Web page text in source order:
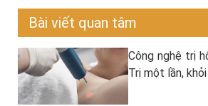
Bài viết quan tâm
Công nghệ trị
Trị một lần,